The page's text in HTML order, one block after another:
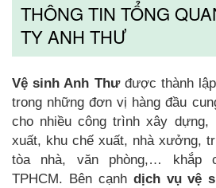
THÔNG TIN TỔNG
TY ANH THƯ
Vệ sinh Anh Thưđược thành
trong những đơn vị hàng đầu
cho nhiều công trình xây
xuất, khu chế xuất, nhà xưởng,
tòa nhà, văn phòng,… khắp
TPHCM. Bên cạnh dịch vụ vệ